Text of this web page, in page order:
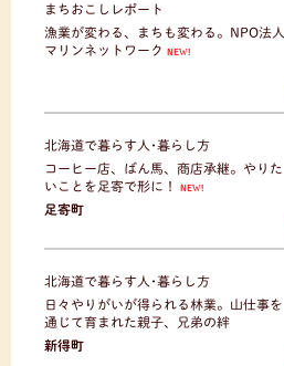
まちおこしレポート
漁業が変わる、まちも変わる。NPO法人
マリンネットワーク
NEW!
北海道で暮らす人･暮らし方
コーヒー店、ばん馬、商店承継。やりた
いことを足寄で形に！
NEW!
足寄町
北海道で暮らす人･暮らし方
日々やりがいが得られる林業。山仕事を
通じて育まれた親子、兄弟の絆
新得町